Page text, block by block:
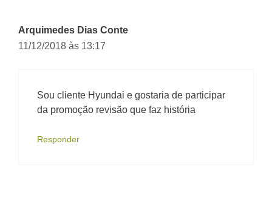
Arquimedes Dias Conte
11/12/2018 às 13:17
Sou cliente Hyundai e gostaria de participar
da promoção revisão que faz história
Responder